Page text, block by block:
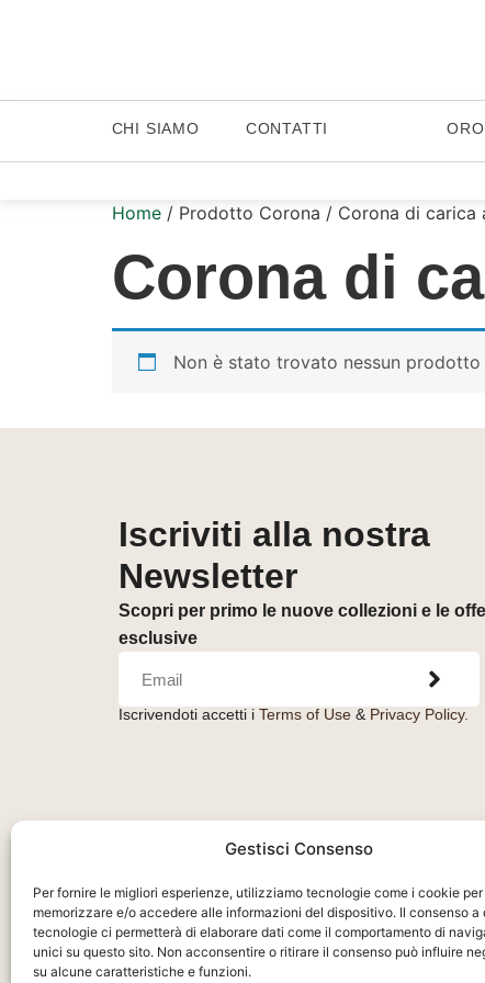
Gestisci Consenso
Per fornire le migliori esperienze, utilizziamo tecnologie come i cookie per
memorizzare e/o accedere alle informazioni del dispositivo. Il consenso a
tecnologie ci permetterà di elaborare dati come il comportamento di
unici su questo sito. Non acconsentire o ritirare il consenso può influire
su alcune caratteristiche e funzioni.
CHI SIAMO CONTATTI
Home / Prodotto Corona / Corona di carica
Corona di
Non è stato trovato nessun
Iscriviti alla nostra
Newsletter
Scopri per primo le nuove collezioni e le
esclusive
Iscrivendoti accetti i Terms of Use& Privacy Policy.
Orologeria del Pianello S.r.l.– Piazza Libertà,